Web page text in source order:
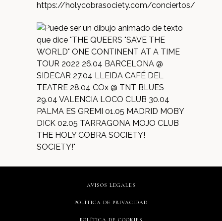
https://holycobrasociety.com/conciertos/
AVISOS LEGALES
POLÍTICA DE PRIVACIDAD